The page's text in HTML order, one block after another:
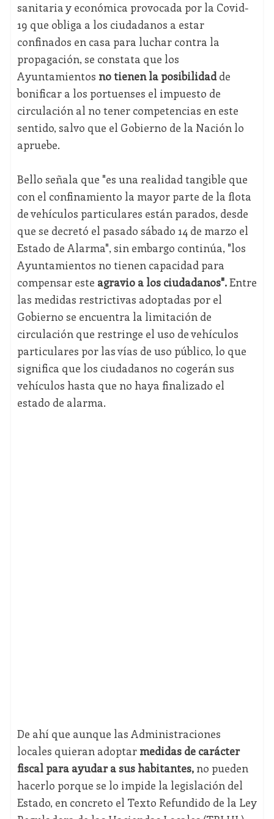
sanitaria y económica provocada por la Covid-
19 que obliga a los ciudadanos a estar
confinados en casa para luchar contra la
propagación, se constata que los
Ayuntamientos no tienen la posibilidadde
bonificar a los portuenses el impuesto de
circulación al no tener competencias en este
sentido, salvo que el Gobierno de la Nación lo
apruebe.
Bello señala que "es una realidad tangible que
con el confinamiento la mayor parte de la flota
de vehículos particulares están parados, desde
que se decretó el pasado sábado 14 de marzo el
Estado de Alarma", sin embargo continúa, "los
Ayuntamientos no tienen capacidad para
compensar este agravio a los ciudadanos".Entre
las medidas restrictivas adoptadas por el
Gobierno se encuentra la limitación de
circulación que restringe el uso de vehículos
particulares por las vías de uso público, lo que
significa que los ciudadanos no cogerán sus
vehículos hasta que no haya finalizado el
estado de alarma.
De ahí que aunque las Administraciones
locales quieran adoptar medidas de carácter
fiscal para ayudar a sus habitantes,no pueden
hacerlo porque se lo impide la legislación del
Estado, en concreto el Texto Refundido de la Ley